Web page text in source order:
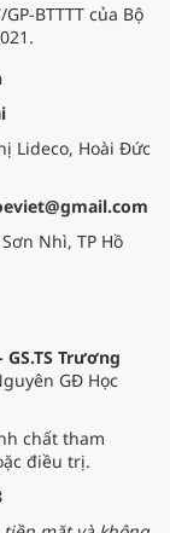
BTTTT của Bộ
Lideco, Hoài Đức
Nhì, TP Hồ
Trương
GĐ Học
chất tham
điều trị.